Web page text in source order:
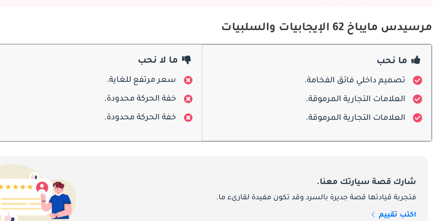
المحركات
مرسيدس مايباخ 62 الإيجابيات والسلبيات
ما نحب
تصميم داخلي فائق الفخامة.
العلامات التجارية المرموقة.
العلامات التجارية المرموقة.
ما لا نحب
سعر مرتفع للغاية.
خفة الحركة محدودة.
خفة الحركة محدودة.
شارك قصة سيارتك معنا.
فتجربة قيادتها قصة جديرة بالسرد وقد تكون مفيدة لقارىء ما.
اكتب تقييم